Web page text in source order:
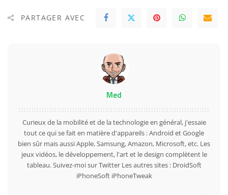
PARTAGER AVEC
Med
Curieux de la mobilité et de la technologie en général, j'essaie
tout ce qui se fait en matière d'appareils : Android et Google
bien sûr mais aussi Apple, Samsung, Amazon, Microsoft, etc. Les
jeux vidéos, le développement, l'art et le design complètent le
tableau. Suivez-moi surTwitterLes autres sites : DroidSoft
iPhoneSoft iPhoneTweak